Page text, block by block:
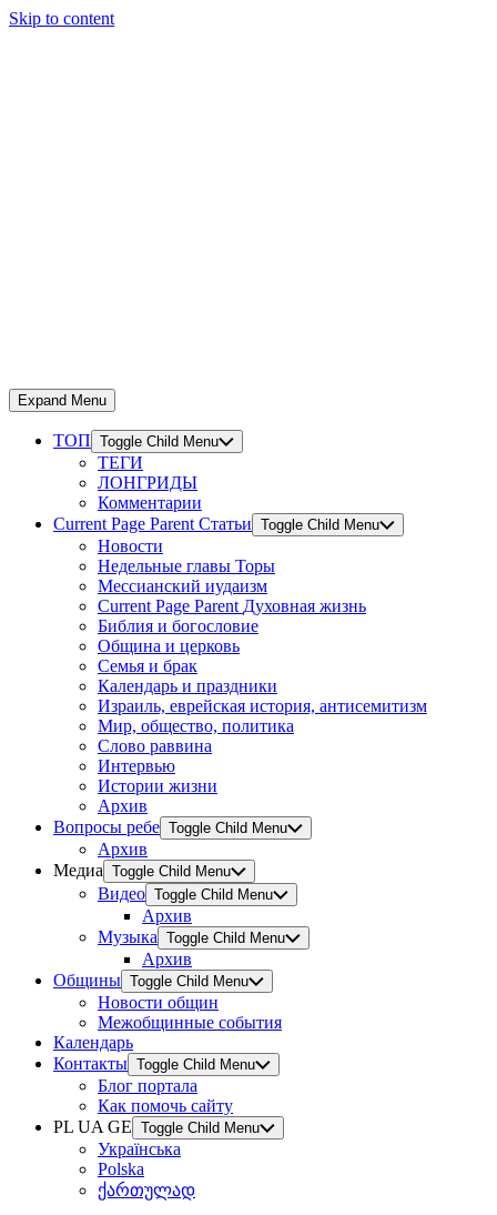
Skip to content
Expand Menu
ТОП Toggle Child Menu
ТЕГИ
ЛОНГРИДЫ
Комментарии
Current Page Parent Статьи Toggle Child Menu
Новости
Недельные главы Торы
Мессианский иудаизм
Current Page Parent Духовная жизнь
Библия и богословие
Община и церковь
Семья и брак
Календарь и праздники
Израиль, еврейская история, антисемитизм
Мир, общество, политика
Слово раввина
Интервью
Истории жизни
Архив
Вопросы ребе Toggle Child Menu
Архив
Медиа Toggle Child Menu
Видео Toggle Child Menu
Архив
Музыка Toggle Child Menu
Архив
Общины Toggle Child Menu
Новости общин
Межобщинные события
Календарь
Контакты Toggle Child Menu
Блог портала
Как помочь сайту
PL UA GE Toggle Child Menu
Українська
Polska
ქართულად